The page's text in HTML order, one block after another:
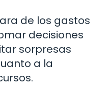
de los gastos
decisiones
sorpresas
a la